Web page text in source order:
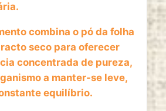
combina o pó da folha
seco para oferecer
concentrada de pureza,
a manter-se leve,
equilíbrio.
anónima da utilização do